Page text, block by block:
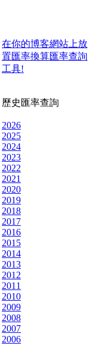
在你的博客網站上放
置匯率換算匯率查詢
工具!
歷史匯率查詢
2026
2025
2024
2023
2022
2021
2020
2019
2018
2017
2016
2015
2014
2013
2012
2011
2010
2009
2008
2007
2006